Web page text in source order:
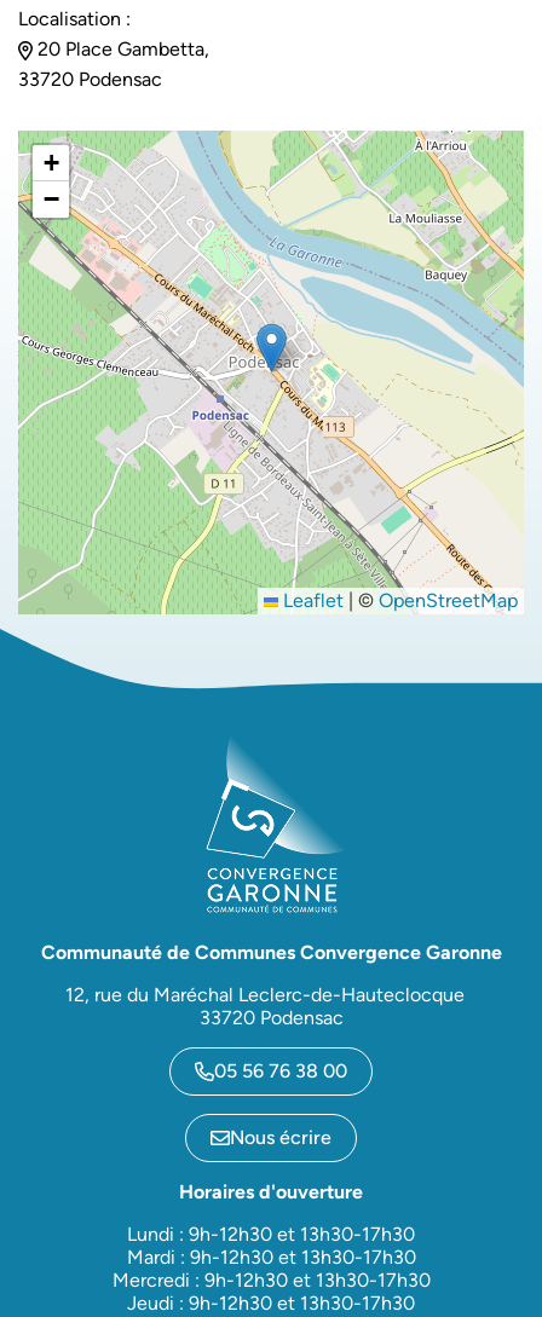
Localisation :
20 Place Gambetta,
33720 Podensac
+
−
Leaflet | © OpenStreetMap
Communauté de Communes Convergence Garonne
12, rue du Maréchal Leclerc-de-Hauteclocque
33720 Podensac
05 56 76 38 00
Nous écrire
Horaires d'ouverture
Lundi : 9h-12h30 et 13h30-17h30
Mardi : 9h-12h30 et 13h30-17h30
Mercredi : 9h-12h30 et 13h30-17h30
Jeudi : 9h-12h30 et 13h30-17h30